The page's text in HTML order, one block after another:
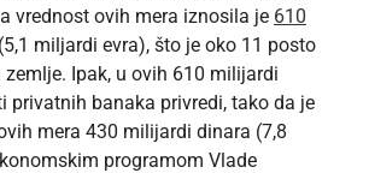
vrednost ovih mera iznosila je 610
(5,1 miljardi evra), što je oko 11 posto
zemlje. Ipak, u ovih 610 milijardi
privatnih banaka privredi, tako da je
mera 430 milijardi dinara (7,8
programom Vlade